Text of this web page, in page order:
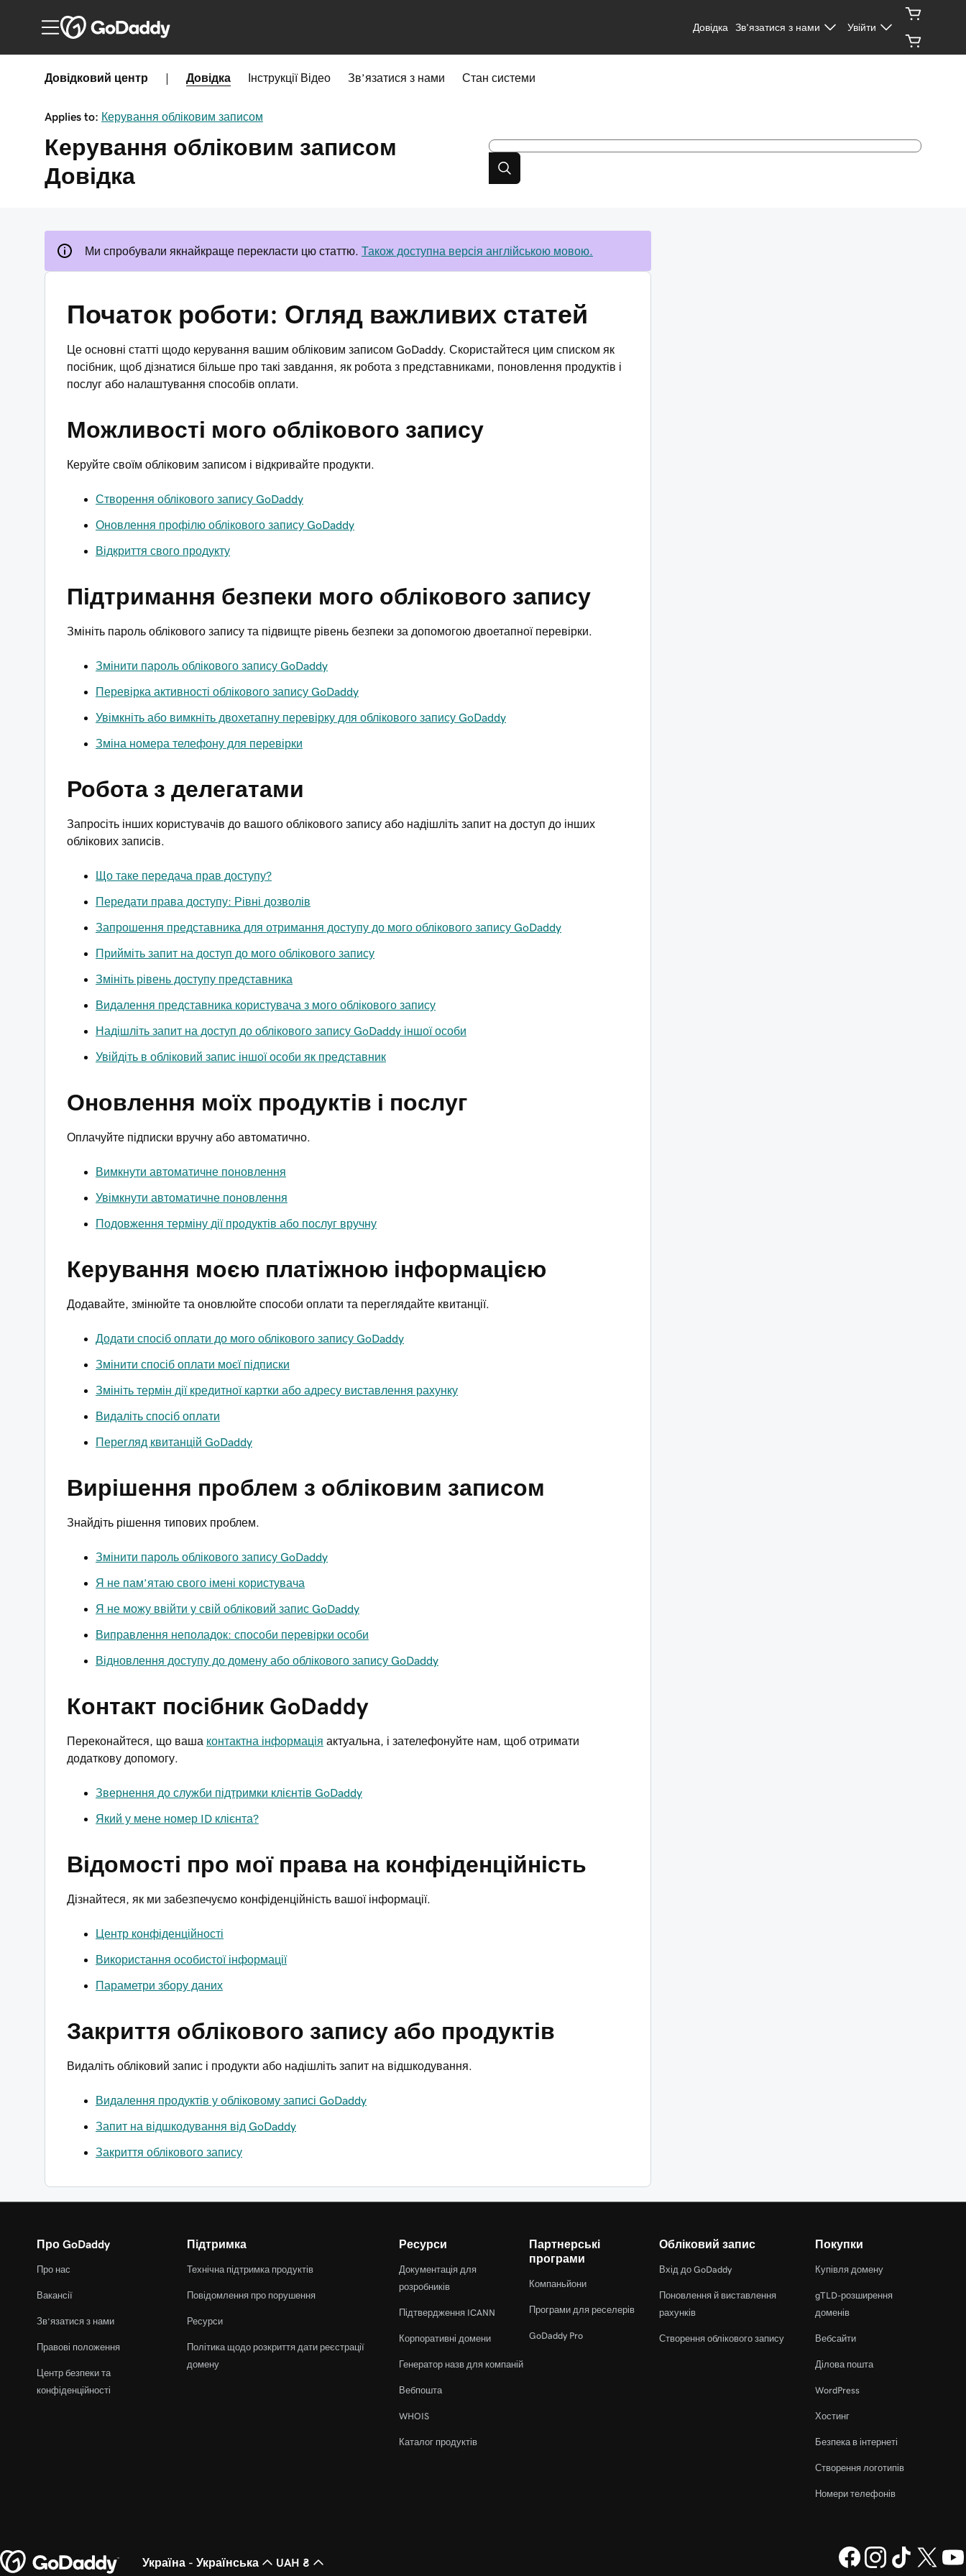
Довідка Зв’язатися з нами Увійти
Довідковий центр Довідка Інструкції Відео Зв’язатися з нами Стан системи
Applies to: Керування обліковим записом
Керування обліковим записом
Довідка
Ми спробували якнайкраще перекласти цю статтю. Також доступна версія англійською мовою.
Початок роботи: Огляд важливих статей
Це основні статті щодо керування вашим обліковим записом GoDaddy. Скористайтеся цим списком як
посібник, щоб дізнатися більше про такі завдання, як робота з представниками, поновлення продуктів і
послуг або налаштування способів оплати.
Можливості мого облікового запису
Керуйте своїм обліковим записом і відкривайте продукти.
Створення облікового запису GoDaddy
Оновлення профілю облікового запису GoDaddy
Відкриття свого продукту
Підтримання безпеки мого облікового запису
Змініть пароль облікового запису та підвищте рівень безпеки за допомогою двоетапної перевірки.
Змінити пароль облікового запису GoDaddy
Перевірка активності облікового запису GoDaddy
Увімкніть або вимкніть двохетапну перевірку для облікового запису GoDaddy
Зміна номера телефону для перевірки
Робота з делегатами
Запросіть інших користувачів до вашого облікового запису або надішліть запит на доступ до інших
облікових записів.
Що таке передача прав доступу?
Передати права доступу: Рівні дозволів
Запрошення представника для отримання доступу до мого облікового запису GoDaddy
Прийміть запит на доступ до мого облікового запису
Змініть рівень доступу представника
Видалення представника користувача з мого облікового запису
Надішліть запит на доступ до облікового запису GoDaddy іншої особи
Увійдіть в обліковий запис іншої особи як представник
Оновлення моїх продуктів і послуг
Оплачуйте підписки вручну або автоматично.
Вимкнути автоматичне поновлення
Увімкнути автоматичне поновлення
Подовження терміну дії продуктів або послуг вручну
Керування моєю платіжною інформацією
Додавайте, змінюйте та оновлюйте способи оплати та переглядайте квитанції.
Додати спосіб оплати до мого облікового запису GoDaddy
Змінити спосіб оплати моєї підписки
Змініть термін дії кредитної картки або адресу виставлення рахунку
Видаліть спосіб оплати
Перегляд квитанцій GoDaddy
Вирішення проблем з обліковим записом
Знайдіть рішення типових проблем.
Змінити пароль облікового запису GoDaddy
Я не пам’ятаю свого імені користувача
Я не можу ввійти у свій обліковий запис GoDaddy
Виправлення неполадок: способи перевірки особи
Відновлення доступу до домену або облікового запису GoDaddy
Контакт посібник GoDaddy
Переконайтеся, що ваша контактна інформація актуальна, і зателефонуйте нам, щоб отримати
додаткову допомогу.
Звернення до служби підтримки клієнтів GoDaddy
Який у мене номер ID клієнта?
Відомості про мої права на конфіденційність
Дізнайтеся, як ми забезпечуємо конфіденційність вашої інформації.
Центр конфіденційності
Використання особистої інформації
Параметри збору даних
Закриття облікового запису або продуктів
Видаліть обліковий запис і продукти або надішліть запит на відшкодування.
Видалення продуктів у обліковому записі GoDaddy
Запит на відшкодування від GoDaddy
Закриття облікового запису
Про GoDaddy
Про нас
Вакансії
Зв’язатися з нами
Правові положення
Центр безпеки та
конфіденційності
Підтримка
Технічна підтримка продуктів
Повідомлення про порушення
Ресурси
Політика щодо розкриття дати реєстрації
домену
Ресурси
Документація для
розробників
Підтвердження ICANN
Корпоративні домени
Генератор назв для компаній
Вебпошта
WHOIS
Каталог продуктів
Партнерські
програми
Компаньйони
Програми для реселерів
GoDaddy Pro
Обліковий запис
Вхід до GoDaddy
Поновлення й виставлення
рахунків
Створення облікового запису
Покупки
Купівля домену
gTLD-розширення
доменів
Вебсайти
Ділова пошта
WordPress
Хостинг
Безпека в інтернеті
Створення логотипів
Номери телефонів
Україна - Українська UAH ₴